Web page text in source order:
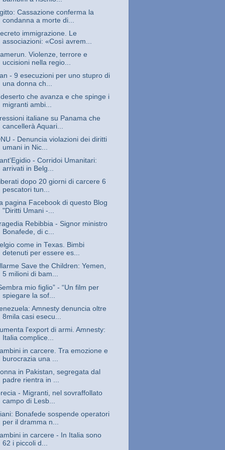
Cassazione conferma la
condanna a morte di...
immigrazione. Le
associazioni: «Così avrem...
Violenze, terrore e
uccisioni nella regio...
- 9 esecuzioni per uno stupro di
una donna ch...
deserto che avanza e che spinge i
migranti ambi...
italiane su Panama che
cancellerà Aquari...
- Denuncia violazioni dei diritti
umani in Nic...
- Corridoi Umanitari:
arrivati in Belg...
dopo 20 giorni di carcere 6
pescatori tun...
pagina Facebook di questo Blog
"Diritti Umani -...
Rebibbia - Signor ministro
Bonafede, di c...
come in Texas. Bimbi
detenuti per essere es...
Save the Children: Yemen,
5 milioni di bam...
mio figlio” - “Un film per
spiegare la sof...
Amnesty denuncia oltre
8mila casi esecu...
l'export di armi. Amnesty:
Italia complice...
in carcere. Tra emozione e
burocrazia una ...
in Pakistan, segregata dal
padre rientra in ...
- Migranti, nel sovraffollato
campo di Lesb...
Bonafede sospende operatori
per il dramma n...
in carcere - In Italia sono
62 i piccoli d...